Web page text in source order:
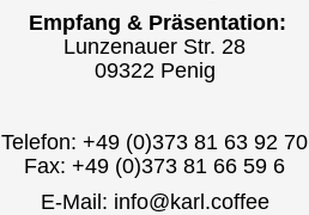
Empfang & Präsentation:
Lunzenauer Str. 28
09322 Penig
Telefon: +49 (0)373 81 63 92 70
Fax: +49 (0)373 81 66 59 6
E-Mail: info@karl.coffee